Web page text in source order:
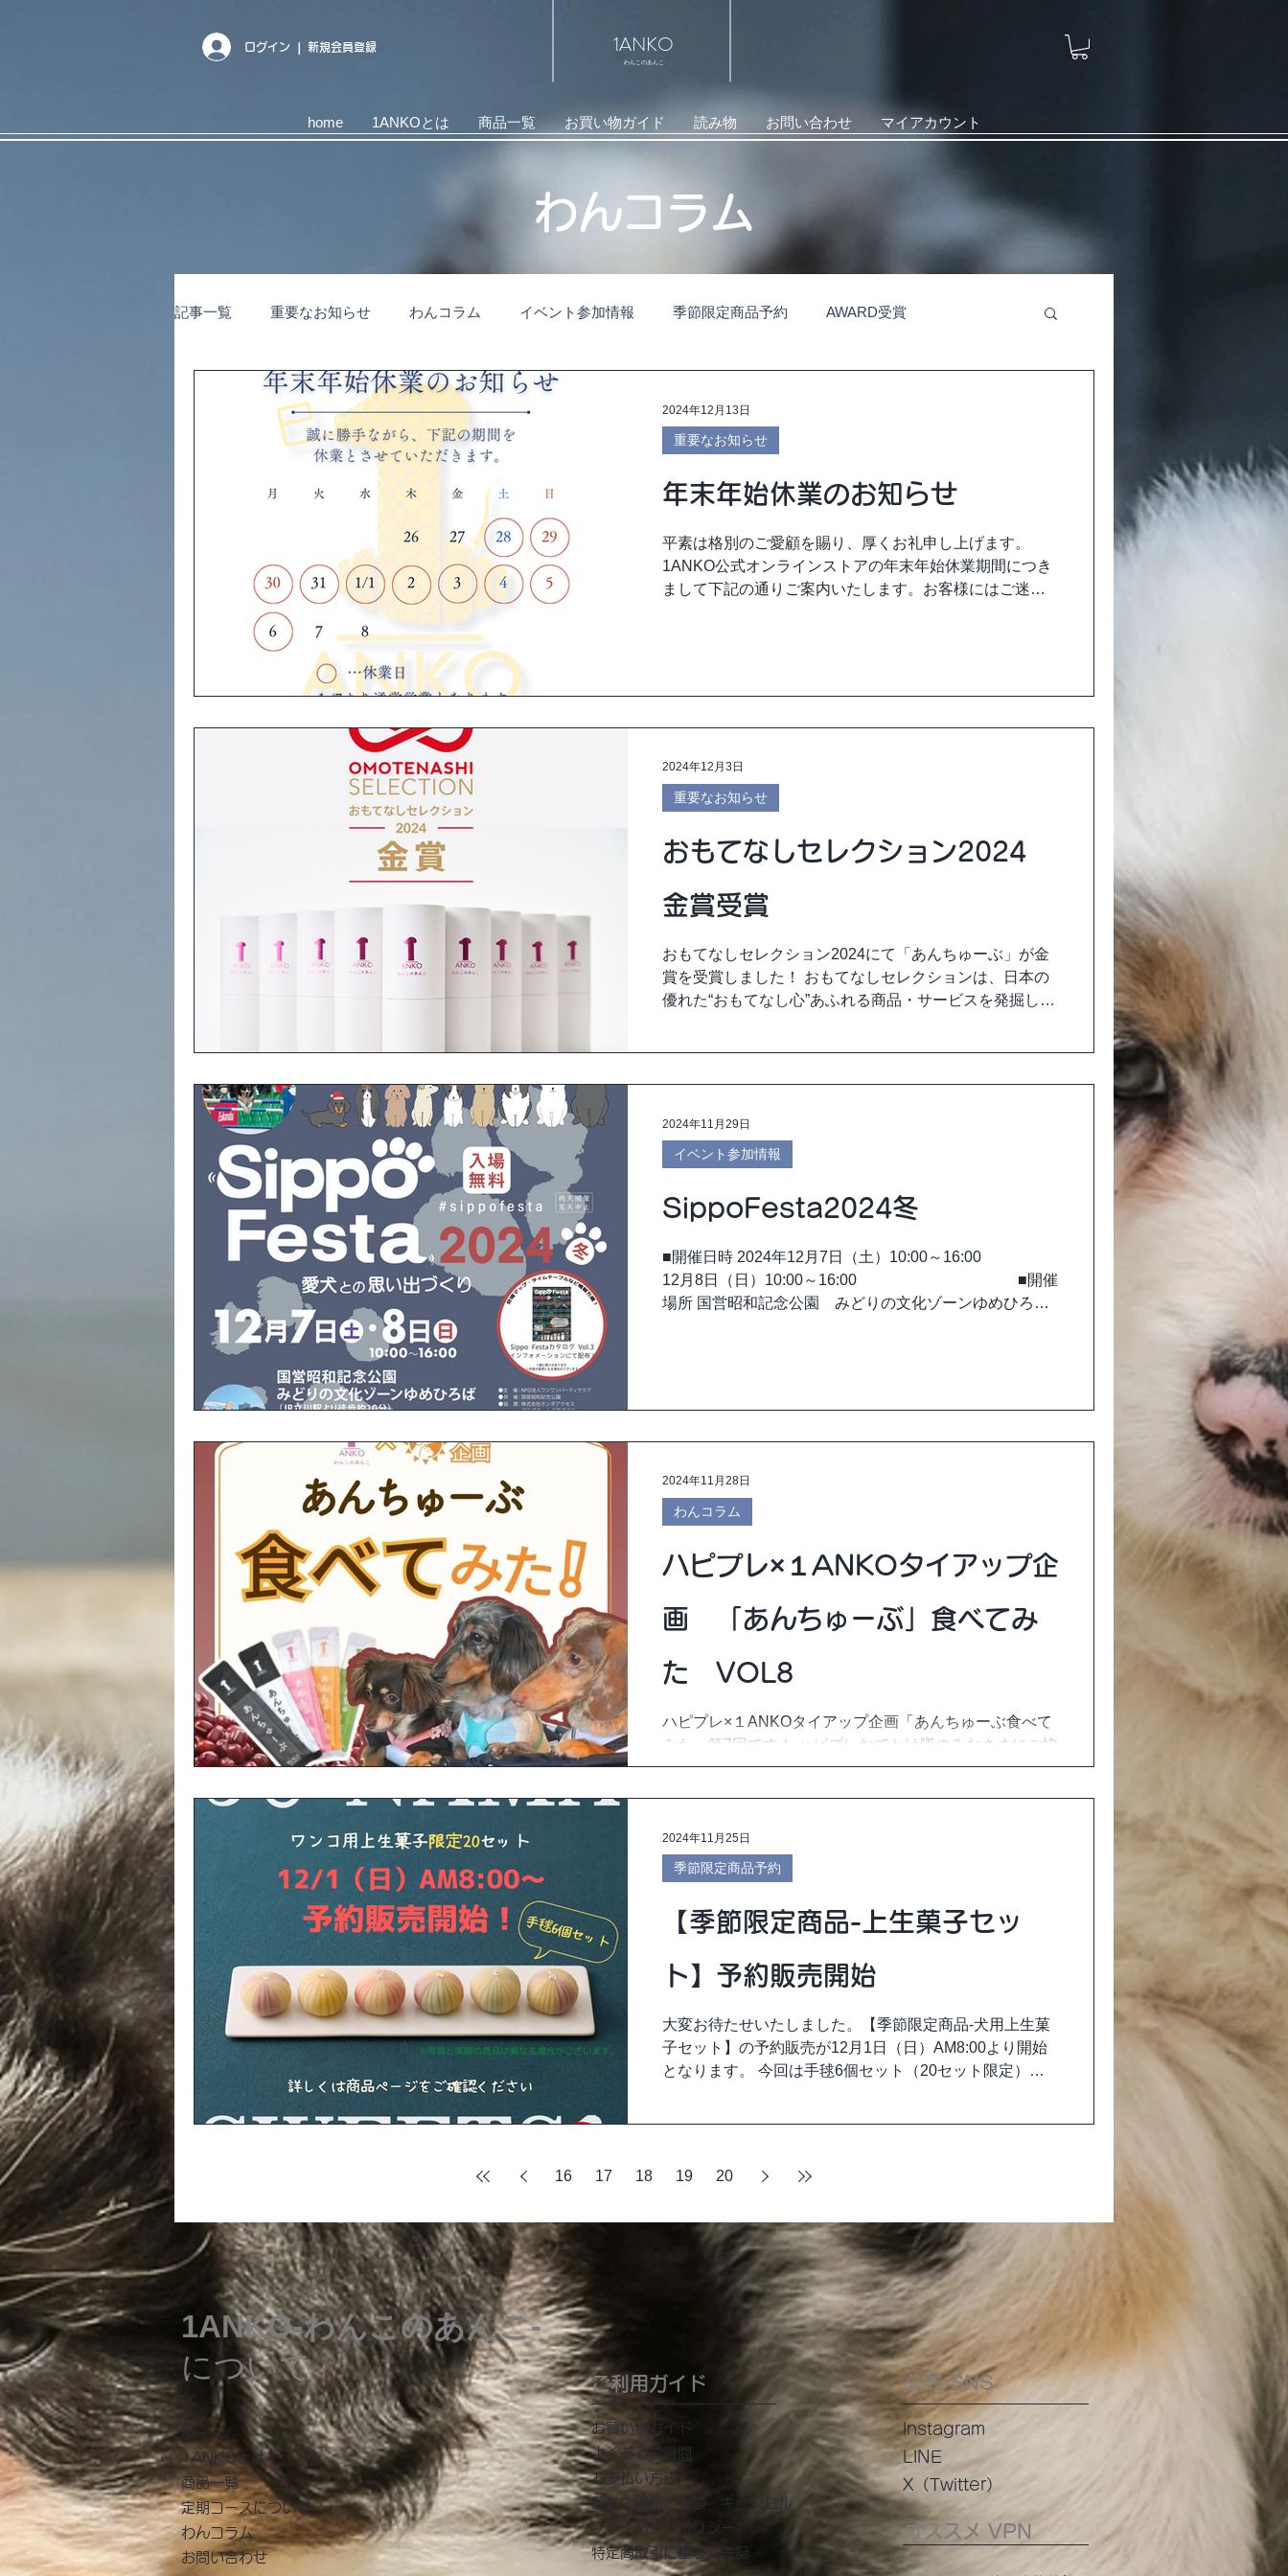
ログイン ❘ 新規会員登録 1ANKO
わんこのあんこ
home 1ANKOとは 商品一覧 お買い物ガイド 読み物 お問い合わせ マイアカウント
​わんコラム
記事一覧 重要なお知らせ わんコラム イベント参加情報 季節限定商品予約 AWARD受賞
キャンペーン
年末年始休業のお知らせ
平素は格別のご愛顧を賜り、厚くお礼申し上げます。
1ANKO公式オンラインストアの年末年始休業期間につき
まして下記の通りご案内いたします。お客様にはご迷惑
重要なお知らせ
2024年12月13日
おもてなしセレクション2024
金賞受賞
おもてなしセレクション2024にて「あんちゅーぶ」が金
賞を受賞しました！ おもてなしセレクションは、日本の
優れた“おもてなし心”あふれる商品・サービスを発掘し、
重要なお知らせ
2024年12月3日
SippoFesta2024冬
■開催日時 2024年12月7日（土）10:00～16:00
12月8日（日）10:00～16:00 ■開催
場所 国営昭和記念公園 みどりの文化ゾーンゆめひろば
イベント参加情報
2024年11月29日
ハピプレ×１ANKOタイアップ企
画 「あんちゅーぶ」食べてみ
た VOL8
ハピプレ×１ANKOタイアップ企画「あんちゅーぶ食べて
みた」第7回です！ ハピプレおでかけ隊のみなさまにご協
力いただき、おでかけ時のおやつとして「あんちゅー
ただきました。...
わんコラム
2024年11月28日
【季節限定商品-上生菓子セッ
ト】予約販売開始
大変お待たせいたしました。【季節限定商品-犬用上生菓
子セット】の予約販売が12月1日（日）AM8:00より開始
となります。 今回は手毬6個セット（20セット限定）の
季節限定商品予約
2024年11月25日
16 17 18 19 20
1ANKO-わんこのあんこ-
について
ご利用ガイド
​ホーム
1ANKOとは
商品一覧
​定期コースについて
わんコラム
お問い合わせ
​お買い物ガイド
よくあるご質問
お支払い方法
配送・返品・交換・キャンセル
プライバシーポリシー
特定商取引に基づく表記
公式 SNS
Instagram
LINE
​X（Twitter）
オススメ VPN